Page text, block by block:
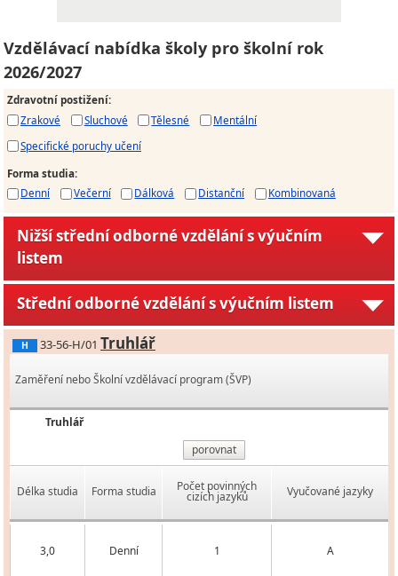
Vzdělávací nabídka školy pro školní rok
2026/2027
Zdravotní postižení:
Zrakové
Sluchové Tělesné
Mentální
Specifické poruchy učení
Forma studia:
Denní
Večerní Dálková Distanční Kombinovaná
Nižší střední odborné vzdělání s výučním
listem
Střední odborné vzdělání s výučním listem
H 33-56-H/01 Truhlář
Zaměření nebo Školní vzdělávací program (ŠVP)
Truhlář
porovnat
Délka studia Forma studia Počet povinných
cizích jazyků Vyučované jazyky
3,0 Denní 1 A